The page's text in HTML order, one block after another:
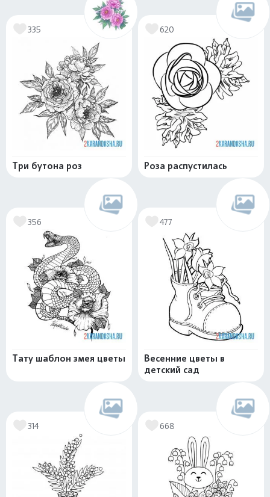
335
Три бутона роз
620
Роза распустилась
356
Тату шаблон змея цветы
477
Весенние цветы в
детский сад
314 668